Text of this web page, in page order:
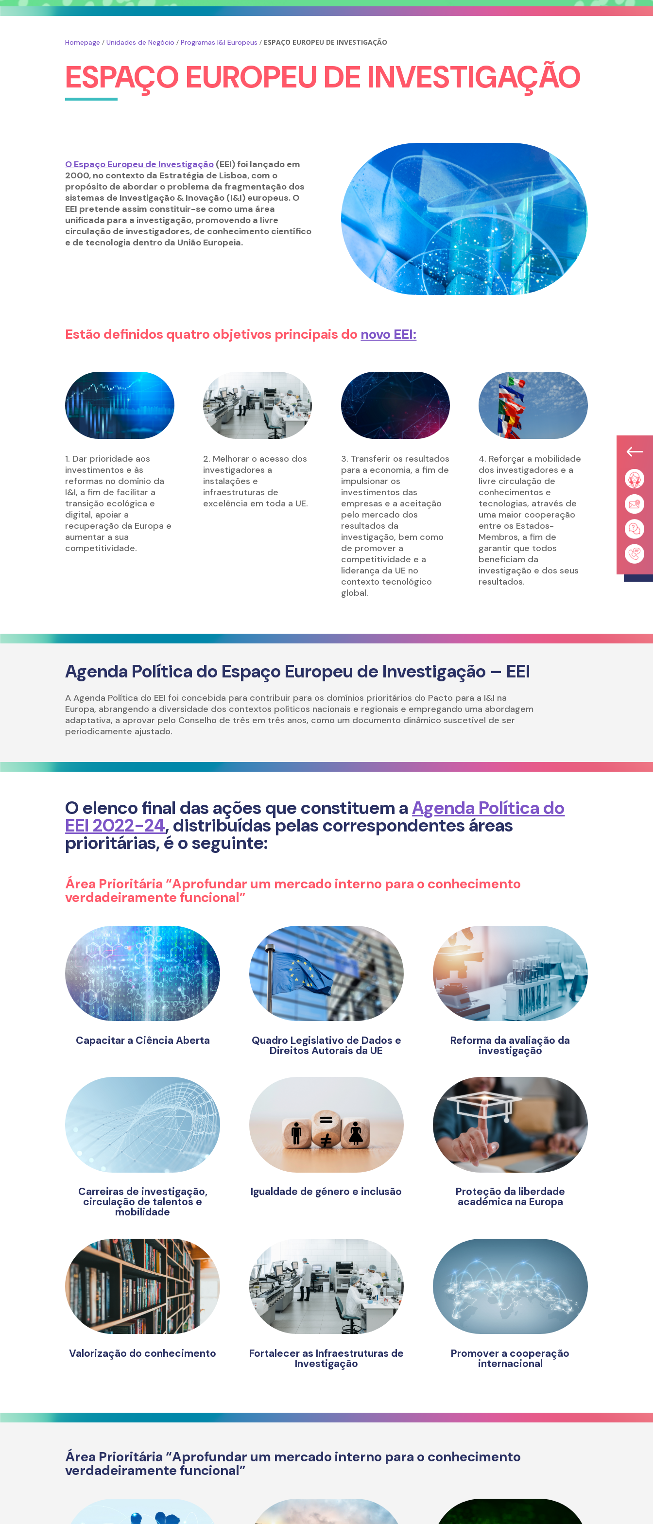
Homepage /Unidades de Negócio /Programas I&I Europeus / ESPAÇO EUROPEU DE INVESTIGAÇÃO
ESPAÇO EUROPEU DE INVESTIGAÇÃO
O Espaço Europeu de Investigação (EEI) foi lançado em
2000, no contexto da Estratégia de Lisboa, com o
propósito de abordar o problema da fragmentação dos
sistemas de Investigação & Inovação (I&I) europeus. O
EEI pretende assim constituir-se como uma área
unificada para a investigação, promovendo a livre
circulação de investigadores, de conhecimento científico
e de tecnologia dentro da União Europeia.
Estão definidos quatro objetivos principais do novo EEI:
1. Dar prioridade aos
investimentos e às
reformas no domínio da
I&I, a fim de facilitar a
transição ecológica e
digital, apoiar a
recuperação da Europa e
aumentar a sua
competitividade.
2. Melhorar o acesso dos
investigadores a
instalações e
infraestruturas de
excelência em toda a UE.
3. Transferir os resultados
para a economia, a fim de
impulsionar os
investimentos das
empresas e a aceitação
pelo mercado dos
resultados da
investigação, bem como
de promover a
competitividade e a
liderança da UE no
contexto tecnológico
global.
4. Reforçar a mobilidade
dos investigadores e a
livre circulação de
conhecimentos e
tecnologias, através de
uma maior cooperação
entre os Estados-
Membros, a fim de
garantir que todos
beneficiam da
investigação e dos seus
resultados.
Agenda Política do Espaço Europeu de Investigação – EEI
A Agenda Política do EEI foi concebida para contribuir para os domínios prioritários do Pacto para a I&I na
Europa, abrangendo a diversidade dos contextos políticos nacionais e regionais e empregando uma abordagem
adaptativa, a aprovar pelo Conselho de três em três anos, como um documento dinâmico suscetível de ser
periodicamente ajustado.
O elenco final das ações que constituem aAgenda Política do
EEI 2022-24, distribuídas pelas correspondentes áreas
prioritárias, é o seguinte:
Área Prioritária “Aprofundar um mercado interno para o conhecimento
verdadeiramente funcional”
Capacitar a Ciência Aberta Quadro Legislativo de Dados e
Direitos Autorais da UE
Reforma da avaliação da
investigação
Carreiras de investigação,
circulação de talentos e
mobilidade
Igualdade de género e inclusão Proteção da liberdade
académica na Europa
Valorização do conhecimento Fortalecer as Infraestruturas de
Investigação
Promover a cooperação
internacional
Área Prioritária “Aprofundar um mercado interno para o conhecimento
verdadeiramente funcional”
#